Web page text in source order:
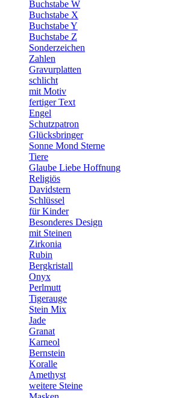
Buchstabe W
Buchstabe X
Buchstabe Y
Buchstabe Z
Sonderzeichen
Zahlen
Gravurplatten
schlicht
mit Motiv
fertiger Text
Engel
Schutzpatron
Glücksbringer
Sonne Mond Sterne
Tiere
Glaube Liebe Hoffnung
Religiös
Davidstern
Schlüssel
für Kinder
Besonderes Design
mit Steinen
Zirkonia
Rubin
Bergkristall
Onyx
Perlmutt
Tigerauge
Stein Mix
Jade
Granat
Karneol
Bernstein
Koralle
Amethyst
weitere Steine